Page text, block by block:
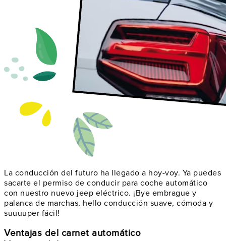
La conducción del futuro ha llegado a hoy-voy. Ya puedes
sacarte el permiso de conducir para coche automático
con nuestro nuevo jeep eléctrico. ¡Bye embrague y
palanca de marchas, hello conducción suave, cómoda y
suuuuper fácil!
Ventajas del carnet automático